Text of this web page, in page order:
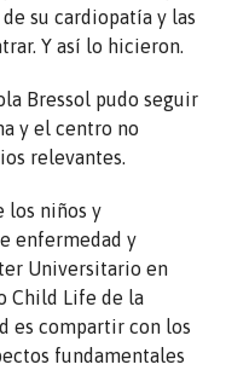
su cardiopatía y las
Y así lo hicieron.
Bressol pudo seguir
y el centro no
relevantes.
los niños y
enfermedad y
Universitario en
Child Life de la
es compartir con los
fundamentales